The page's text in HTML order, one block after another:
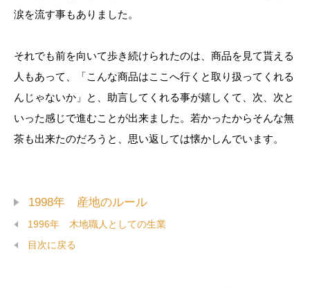
涙を流す事もありました。
それでも前を向いて歩き続けられたのは、商品を見て貰える
人もあって、「こんな商品はここへ行くと取り扱ってくれる
んじゃないか」と、助言してくれる事が嬉しくて、次、次と
いった感じで進むことが出来ました。若かったからそんな無
茶も出来たのだろうと、思い返しては懐かしんでいます。
1998年 産地のルール